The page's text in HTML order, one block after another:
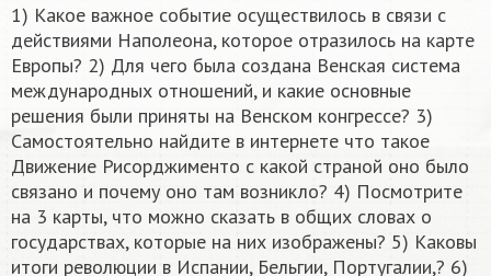
1) Какое важное событие осуществилось в связи с
действиями Наполеона, которое отразилось на карте
Европы? 2) Для чего была создана Венская система
международных отношений, и какие основные
решения были приняты на Венском конгрессе? 3)
Самостоятельно найдите в интернете что такое
Движение Рисорджименто с какой страной оно было
связано и почему оно там возникло? 4) Посмотрите
на 3 карты, что можно сказать в общих словах о
государствах, которые на них изображены? 5) Каковы
итоги революции в Испании, Бельгии, Португалии,? 6)